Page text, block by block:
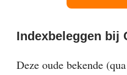
Indexbeleggen bij
Deze oude bekende